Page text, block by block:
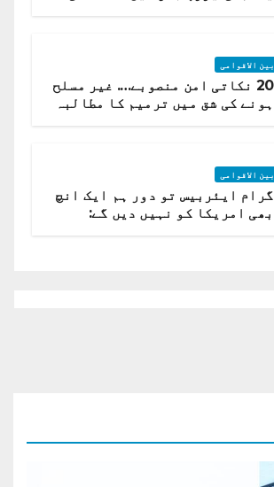
بین الاقوامی
20 نکاتی امن منصوبے…. غیر مسلح
ہونے کی شق میں ترمیم کا مطالبہ
بین الاقوامی
گرام ایئربیس تو دور ہم ایک انچ
بھی امریکا کو نہیں دیں گے: